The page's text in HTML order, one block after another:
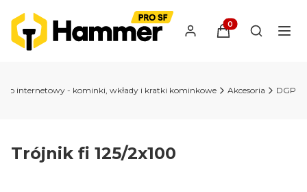
Produkty w
Otwórz
internetowy - kominki, wkłady i kratki kominkowe Akcesoria DGP
Trójnik fi 125/2x100